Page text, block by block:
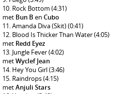
Rock Bottom (4:31)
met Bun B en Cubo
Amanda Diva (Skit)(0:41)
Blood Is Thicker Than Water(4:05)
met Redd Eyez
Jungle Fever(4:02)
metWyclef Jean
Hey You Girl(3:46)
Raindrops(4:15)
metAnjuli Stars